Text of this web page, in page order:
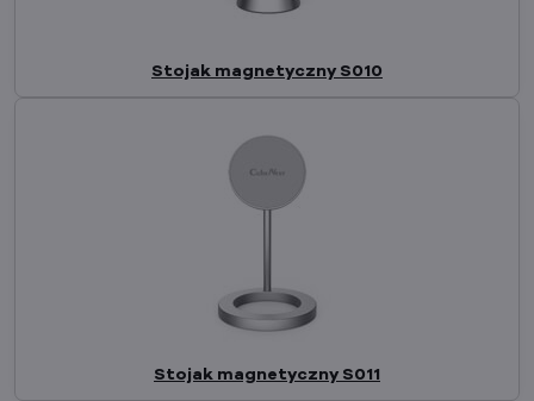
Stojak magnetyczny S010
Stojak magnetyczny S011